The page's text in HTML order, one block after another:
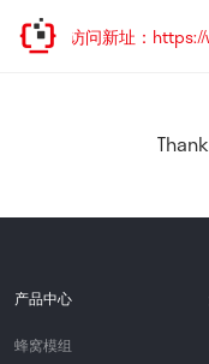
，欢迎访问新址：
产品中心
蜂窝模组